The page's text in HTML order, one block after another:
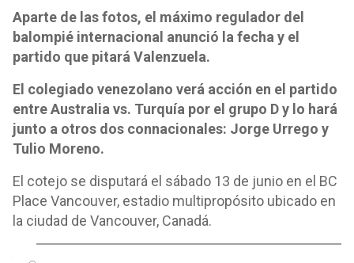
Aparte de las fotos, el máximo regulador del
balompié internacional anunció la fecha y el
partido que pitará Valenzuela.
El colegiado venezolano verá acción en el partido
entre Australia vs. Turquía por el grupo D y lo hará
junto a otros dos connacionales: Jorge Urrego y
Tulio Moreno.
El cotejo se disputará el sábado 13 de junio en el BC
Place Vancouver, estadio multipropósito ubicado en
la ciudad de Vancouver, Canadá.